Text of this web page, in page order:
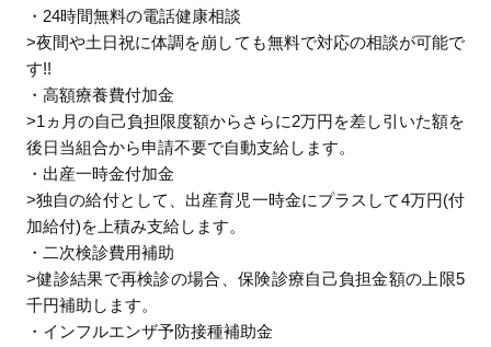
・24時間無料の電話健康相談
>夜間や土日祝に体調を崩しても無料で対応の相談が可能で
す!!
・高額療養費付加金
>1ヵ月の自己負担限度額からさらに2万円を差し引いた額を
後日当組合から申請不要で自動支給します。
・出産一時金付加金
>独自の給付として、出産育児一時金にプラスして4万円(付
加給付)を上積み支給します。
・二次検診費用補助
>健診結果で再検診の場合、保険診療自己負担金額の上限5
千円補助します。
・インフルエンザ予防接種補助金